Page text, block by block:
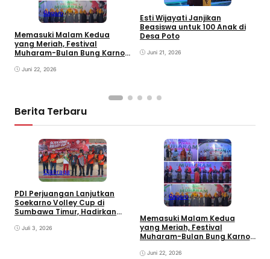
Ragam
Memasuki Malam Kedua
yang Meriah, Festival
Muharam-Bulan Bung Karno
Pemajuan Kebudayaan
Juni 22, 2026
Esti Wijayati Janjikan
Beasiswa untuk 100 Anak di
Desa Poto
Juni 21, 2026
Berita Terbaru
Olahraga
PDI Perjuangan Lanjutkan
Soekarno Volley Cup di
Sumbawa Timur, Hadirkan
Rakyat
Juli 3, 2026
Ragam
Memasuki Malam Kedua
yang Meriah, Festival
Muharam-Bulan Bung Karno
Pemajuan Kebudayaan
Juni 22, 2026